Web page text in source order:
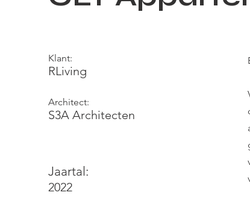
Klant:
RLiving
Architect:
S3A Architecten
Jaartal:
2022